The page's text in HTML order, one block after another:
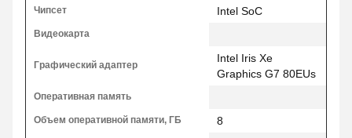
Чипсет Intel SoC
Видеокарта
Графический адаптер
Intel Iris Xe
Graphics G7 80EUs
Оперативная память
Объем оперативной памяти, ГБ 8